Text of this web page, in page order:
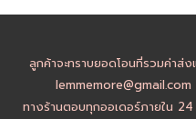
ลูกค้าจะทราบยอดโอนที่รวมค่าส่
ทางร้านตอบทุกออเดอร์ภายใน